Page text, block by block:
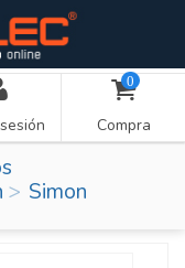
0
Compra
Simon